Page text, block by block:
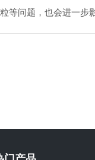
等问题，也会进一步